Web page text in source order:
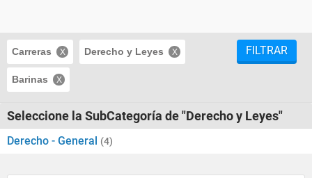
Carreras Derecho y Leyes
Barinas
FILTRAR
Seleccione la SubCategoría de "Derecho y Leyes"
Derecho - General (4)